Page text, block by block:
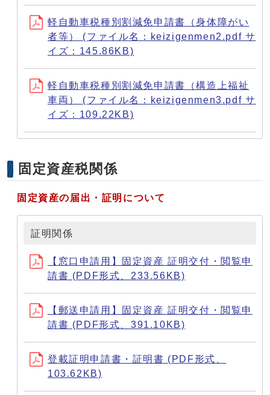
軽自動車税種別割減免申請書（身体障がい
者等） (ファイル名：keizigenmen2.pdf サ
イズ：145.86KB)
軽自動車税種別割減免申請書（構造上福祉
車両） (ファイル名：keizigenmen3.pdf サ
イズ：109.22KB)
固定資産税関係
固定資産の届出・証明について
証明関係
【窓口申請用】固定資産 証明交付・閲覧申
請書 (PDF形式、233.56KB)
【郵送申請用】固定資産 証明交付・閲覧申
請書 (PDF形式、391.10KB)
登載証明申請書・証明書 (PDF形式、
103.62KB)